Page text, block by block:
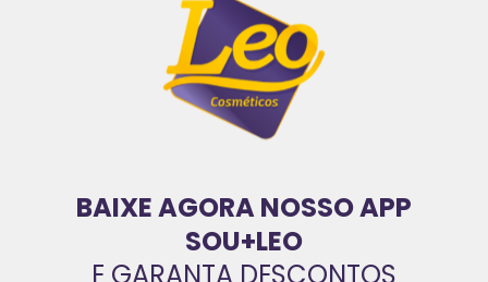
BAIXE AGORA NOSSO APP
SOU+LEO